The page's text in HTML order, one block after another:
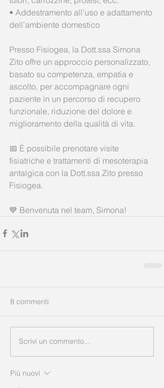
• Addestramento all’uso e adattamento
dell’ambiente domestico
Presso Fisiogea, la Dott.ssa Simona
Zito offre un approccio personalizzato,
basato su competenza, empatia e
ascolto, per accompagnare ogni
paziente in un percorso di recupero
funzionale, riduzione del dolore e
miglioramento della qualità di vita.
📅 È possibile prenotare visite
fisiatriche e trattamenti di mesoterapia
antalgica con la Dott.ssa Zito presso
Fisiogea.
💙 Benvenuta nel team, Simona!
8 commenti
Scrivi un commento...
Più nuovi